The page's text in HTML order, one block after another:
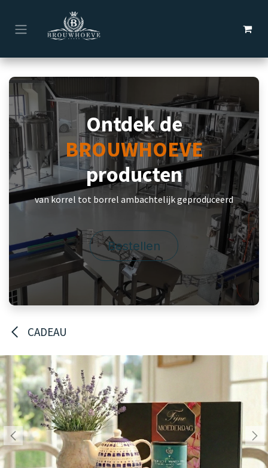
Overslaan naar inhoud
Ontdek de
BROUWHOEVE
producten
van korrel tot borrel ambachtelijk geproduceerd
Bestellen
CADEAU